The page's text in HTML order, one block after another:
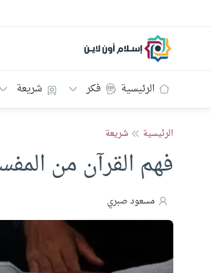
إسلام أون لاين
الرئيسية فكر شريعة
الرئيسية شريعة
فهم القرآن من
مسعود صبري